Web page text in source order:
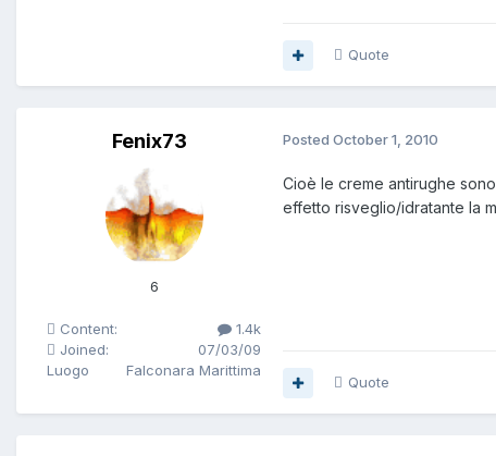
Quote
Fenix73
6
Content:
1.4k
Joined:
07/03/09
Luogo
Falconara Marittima
Posted October 1, 2010
Cioè le creme antirughe
effetto risveglio/idratante la
Quote